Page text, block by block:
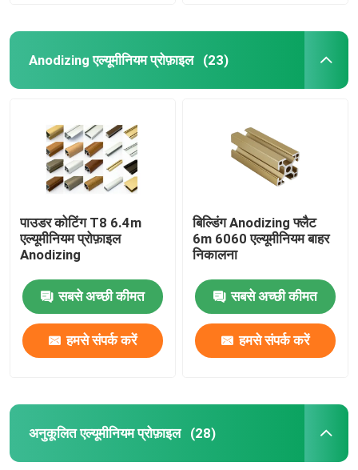
Anodizing एल्यूमीनियम प्रोफ़ाइल (23)
पाउडर कोटिंग T8 6.4m
एल्यूमीनियम प्रोफ़ाइल
Anodizing
सबसे अच्छी कीमत
हमसे संपर्क करें
बिल्डिंग Anodizing फ्लैट
6m 6060 एल्यूमीनियम बाहर
निकालना
सबसे अच्छी कीमत
हमसे संपर्क करें
अनुकूलित एल्यूमीनियम प्रोफ़ाइल (28)